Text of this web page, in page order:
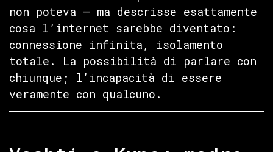
non poteva — ma descrisse esattamente
cosa l’internet sarebbe diventato:
connessione infinita, isolamento
totale. La possibilità di parlare con
chiunque; l’incapacità di essere
veramente con qualcuno.